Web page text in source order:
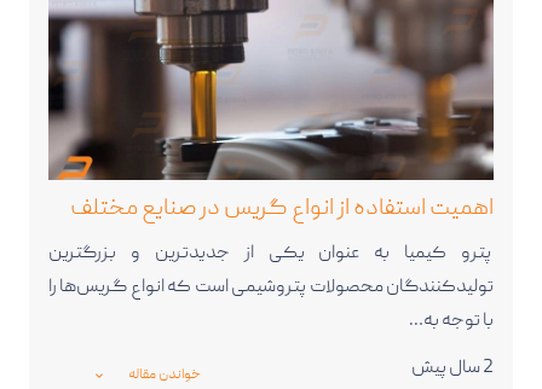
اهمیت استفاده از انواع گریس در صنایع مختلف
پترو کیمیا به عنوان یکی از جدیدترین و بزرگترین
تولیدکنندگان محصولات پتروشیمی است که انواع گریس‌ها را
با توجه به…
2 سال پیش
خواندن مقاله _expand_more_